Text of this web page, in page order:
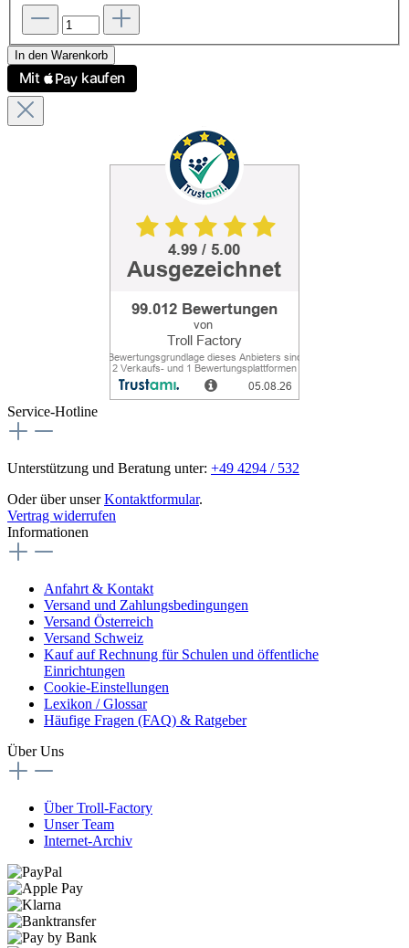
In den Warenkorb
Service-Hotline
Unterstützung und Beratung unter: +49 4294 / 532
Oder über unserKontaktformular.
Vertrag widerrufen
Informationen
Anfahrt & Kontakt
Versand und Zahlungsbedingungen
Versand Österreich
Versand Schweiz
Kauf auf Rechnung für Schulen und öffentliche
Einrichtungen
Cookie-Einstellungen
Lexikon / Glossar
Häufige Fragen (FAQ) & Ratgeber
Über Uns
Über Troll-Factory
Unser Team
Internet-Archiv